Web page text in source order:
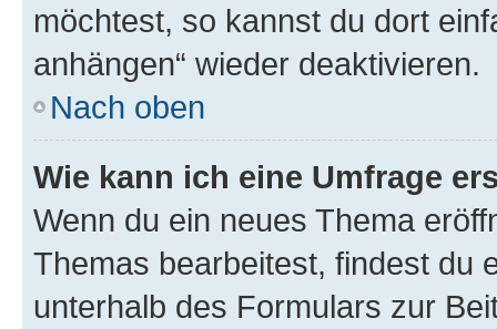
möchtest, so kannst du dort
anhängen“ wieder deaktivieren.
Nach oben
Wie kann ich eine Umfrage
Wenn du ein neues Thema
Themas bearbeitest, findest du
unterhalb des Formulars zur